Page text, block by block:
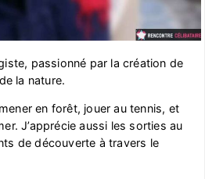
passionné par la création de
la nature.
en forêt, jouer au tennis, et
J’apprécie aussi les sorties au
de découverte à travers le